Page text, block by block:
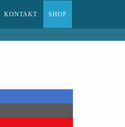
KONTAKT SHOP